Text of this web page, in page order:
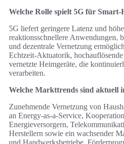
Welche Rolle spielt 5G für
5G liefert geringere Latenz und
reaktionsschnellere Anwendungen,
und dezentrale Vernetzung
Echtzeit‑Aktuatorik,
vernetzte Heimgeräte, die
verarbeiten.
Welche Markttrends sind aktuell
Zunehmende Vernetzung von
an Energy‑as‑a‑Service,
Energieversorgern,
Herstellern sowie ein wachsender